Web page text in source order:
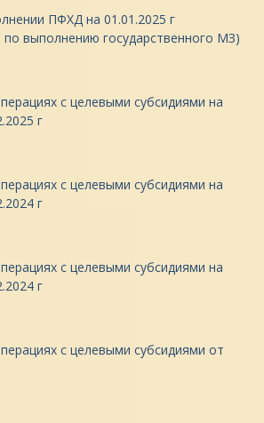
ПФХД на 01.01.2025 г
по выполнению государственного МЗ)
с целевыми субсидиями на
г
с целевыми субсидиями на
г
с целевыми субсидиями на
г
с целевыми субсидиями от